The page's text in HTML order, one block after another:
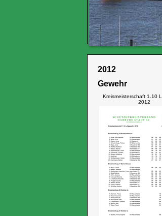
2012
Gewehr
Kreismeisterschaft 1.10
2012